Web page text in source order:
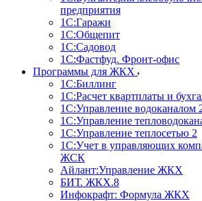
предприятия
1С:Гаражи
1С:Общепит
1С:Садовод
1С:Фастфуд. Фронт-офис
Программы для ЖКХ
1С:Биллинг
1С:Расчет квартплаты и
1С:Управление водоканалом
1С:Управление
1С:Управление теплосетью 2
1С:Учет в управляющих
ЖСК
Айлант:Управление ЖКХ
БИТ. ЖКХ.8
Инфокрафт: Формула ЖКХ